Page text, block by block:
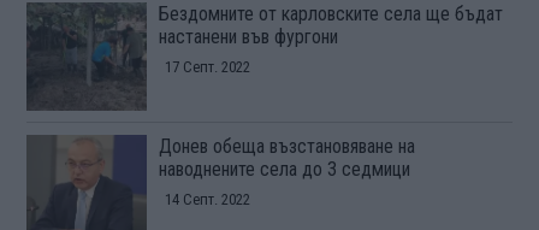
Бездомните от карловските села ще бъдат
настанени във фургони
17 Септ. 2022
Донев обеща възстановяване на
наводнените села до 3 седмици
14 Септ. 2022